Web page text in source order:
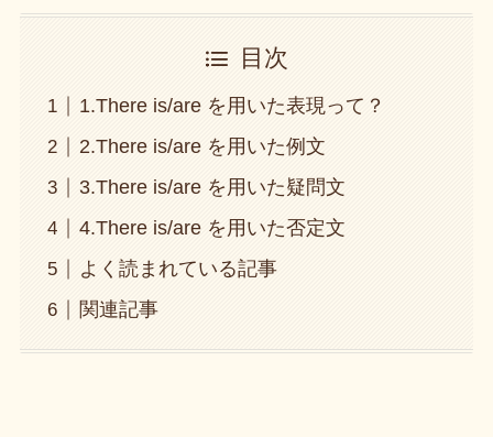
目次
1.There is/are を用いた表現って？
2.There is/are を用いた例文
3.There is/are を用いた疑問文
4.There is/are を用いた否定文
よく読まれている記事
関連記事